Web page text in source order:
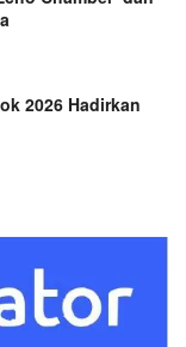
2026 Hadirkan